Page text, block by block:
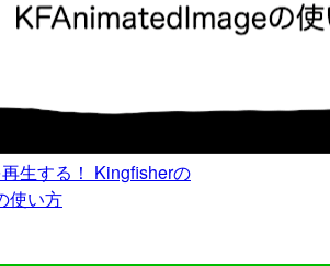
生する！ Kingfisherの
使い方